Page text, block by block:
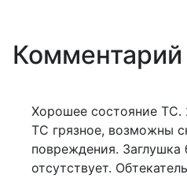
Комментарий
Хорошее состояние ТС.
ТС грязное, возможны
повреждения. Заглушка
отсутствует.